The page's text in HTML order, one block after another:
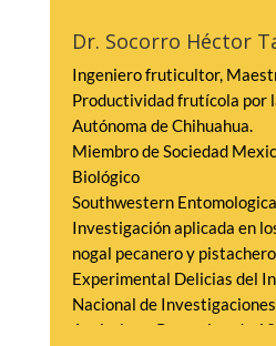
2007 al 2008 Director
Operaciones Crediticias en
Hipotecaria Federal, S.N.C.
2008 al 2013
Comisión Nacional Bancaria
supervisando el riesgo
del 1 de febrero de 2013,
como Director General de
Sistema Financiero en
Dr. Socorro Héctor
Ingeniero fruticultor,
Productividad frutícola por
Autónoma de Chihuahua.
Miembro de Sociedad
Biológico
Southwestern
Investigación aplicada en
nogal pecanero y
Experimental Delicias del
Nacional de
Agrícolas y Pecuarias, de